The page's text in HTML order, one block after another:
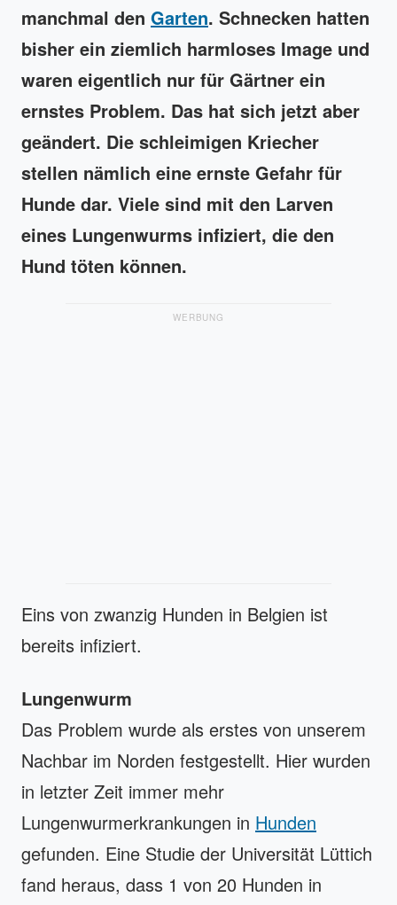
manchmal den Garten. Schnecken hatten
bisher ein ziemlich harmloses Image und
waren eigentlich nur für Gärtner ein
ernstes Problem. Das hat sich jetzt aber
geändert. Die schleimigen Kriecher
stellen nämlich eine ernste Gefahr für
Hunde dar. Viele sind mit den Larven
eines Lungenwurms infiziert, die den
Hund töten können.
WERBUNG
Eins von zwanzig Hunden in Belgien ist
bereits infiziert.
Lungenwurm
Das Problem wurde als erstes von unserem
Nachbar im Norden festgestellt. Hier wurden
in letzter Zeit immer mehr
Lungenwurmerkrankungen in Hunden
gefunden. Eine Studie der Universität Lüttich
fand heraus, dass 1 von 20 Hunden in